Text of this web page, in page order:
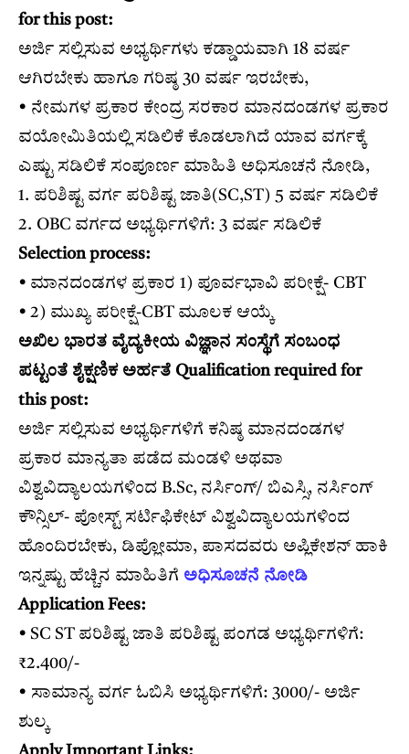
for this post:
ಅರ್ಜಿ ಸಲ್ಲಿಸುವ ಅಭ್ಯರ್ಥಿಗಳು ಕಡ್ಡಾಯವಾಗಿ 18 ವರ್ಷ
ಆಗಿರಬೇಕು ಹಾಗೂ ಗರಿಷ್ಠ 30 ವರ್ಷ ಇರಬೇಕು,
• ನೇಮಗಳ ಪ್ರಕಾರ ಕೇಂದ್ರ ಸರಕಾರ ಮಾನದಂಡಗಳ ಪ್ರಕಾರ
ವಯೋಮಿತಿಯಲ್ಲಿ ಸಡಿಲಿಕೆ ಕೊಡಲಾಗಿದೆ ಯಾವ ವರ್ಗಕ್ಕೆ
ಎಷ್ಟು ಸಡಿಲಿಕೆ ಸಂಪೂರ್ಣ ಮಾಹಿತಿ ಅಧಿಸೂಚನೆ ನೋಡಿ,
1. ಪರಿಶಿಷ್ಟ ವರ್ಗ ಪರಿಶಿಷ್ಟ ಜಾತಿ(SC,ST) 5 ವರ್ಷ ಸಡಿಲಿಕೆ
2. OBC ವರ್ಗದ ಅಭ್ಯರ್ಥಿಗಳಿಗೆ: 3 ವರ್ಷ ಸಡಿಲಿಕೆ
Selection process:
• ಮಾನದಂಡಗಳ ಪ್ರಕಾರ 1) ಪೂರ್ವಭಾವಿ ಪರೀಕ್ಷೆ- CBT
• 2) ಮುಖ್ಯ ಪರೀಕ್ಷೆ-CBT ಮೂಲಕ ಆಯ್ಕೆ
ಅಖಿಲ ಭಾರತ ವೈದ್ಯಕೀಯ ವಿಜ್ಞಾನ ಸಂಸ್ಥೆಗೆ ಸಂಬಂಧ
ಪಟ್ಟಂತೆ ಶೈಕ್ಷಣಿಕ ಅರ್ಹತೆ Qualification required for
this post:
ಅರ್ಜಿ ಸಲ್ಲಿಸುವ ಅಭ್ಯರ್ಥಿಗಳಿಗೆ ಕನಿಷ್ಠ ಮಾನದಂಡಗಳ
ಪ್ರಕಾರ ಮಾನ್ಯತಾ ಪಡೆದ ಮಂಡಳಿ ಅಥವಾ
ವಿಶ್ವವಿದ್ಯಾಲಯಗಳಿಂದ B.Sc, ನರ್ಸಿಂಗ್/ ಬಿಎಸ್ಸಿ, ನರ್ಸಿಂಗ್
ಕೌನ್ಸಿಲ್- ಪೋಸ್ಟ್ ಸರ್ಟಿಫಿಕೇಟ್ ವಿಶ್ವವಿದ್ಯಾಲಯಗಳಿಂದ
ಹೊಂದಿರಬೇಕು, ಡಿಪ್ಲೋಮಾ, ಪಾಸದವರು ಅಪ್ಲಿಕೇಶನ್ ಹಾಕಿ
ಇನ್ನಷ್ಟು ಹೆಚ್ಚಿನ ಮಾಹಿತಿಗೆ ಅಧಿಸೂಚನೆ ನೋಡಿ
Application Fees:
• SC ST ಪರಿಶಿಷ್ಟ ಜಾತಿ ಪರಿಶಿಷ್ಟ ಪಂಗಡ ಅಭ್ಯರ್ಥಿಗಳಿಗೆ:
₹2.400/-
• ಸಾಮಾನ್ಯ ವರ್ಗ ಓಬಿಸಿ ಅಭ್ಯರ್ಥಿಗಳಿಗೆ: 3000/- ಅರ್ಜಿ
ಶುಲ್ಕ